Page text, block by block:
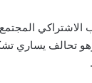
الاشتراكي
وهو تحالف